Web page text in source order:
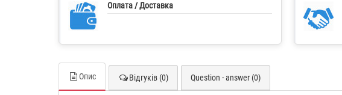
Оплата / Доставка
Опис Відгуків (0) Question - answer (0)